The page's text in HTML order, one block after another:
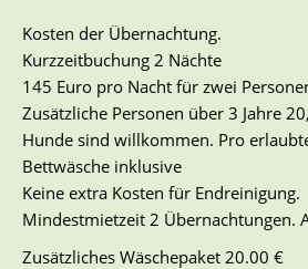
Kosten der Übernachtung.
Kurzzeitbuchung 2 Nächte
145 Euro pro Nacht für zwei
Zusätzliche Personen über 3 Jahre
Hunde sind willkommen. Pro
Bettwäsche inklusive
Keine extra Kosten für Endreinigung.
Mindestmietzeit 2 Übernachtungen.
Zusätzliches Wäschepaket 20.00 €